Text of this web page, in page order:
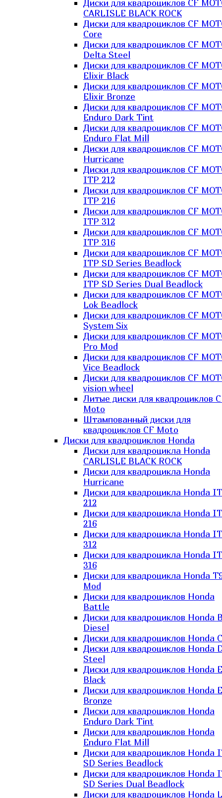
Диски для квадроциклов CF
CARLISLE BLACK ROCK
Диски для квадроциклов CF
Core
Диски для квадроциклов CF
Delta Steel
Диски для квадроциклов CF
Elixir Black
Диски для квадроциклов CF
Elixir Bronze
Диски для квадроциклов CF
Enduro Dark Tint
Диски для квадроциклов CF
Enduro Flat Mill
Диски для квадроциклов CF
Hurricane
Диски для квадроциклов CF
ITP 212
Диски для квадроциклов CF
ITP 216
Диски для квадроциклов CF
ITP 312
Диски для квадроциклов CF
ITP 316
Диски для квадроциклов CF
ITP SD Series Beadlock
Диски для квадроциклов CF
ITP SD Series Dual Beadlock
Диски для квадроциклов CF
Lok Beadlock
Диски для квадроциклов CF
System Six
Диски для квадроциклов CF
Pro Mod
Диски для квадроциклов CF
Vice Beadlock
Диски для квадроциклов CF
vision wheel
Литые диски для квадроциклов
Moto
Штампованный диски для
квадроциклов CF Moto
Диски для квадроциклов Honda
Диски для квадроцикла Honda
CARLISLE BLACK ROCK
Диски для квадроцикла Honda
Hurricane
Диски для квадроцикла Honda
212
Диски для квадроцикла Honda
216
Диски для квадроцикла Honda
312
Диски для квадроцикла Honda
316
Диски для квадроцикла Honda
Mod
Диски для квадроциклов Honda
Battle
Диски для квадроциклов Honda
Diesel
Диски для квадроциклов Honda
Диски для квадроциклов Honda
Steel
Диски для квадроциклов Honda
Black
Диски для квадроциклов Honda
Bronze
Диски для квадроциклов Honda
Enduro Dark Tint
Диски для квадроциклов Honda
Enduro Flat Mill
Диски для квадроциклов Honda
SD Series Beadlock
Диски для квадроциклов Honda
SD Series Dual Beadlock
Диски для квадроциклов Honda